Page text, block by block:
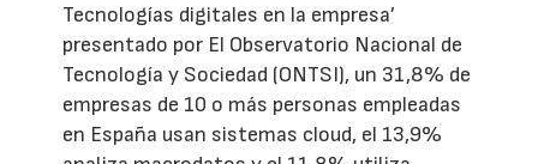
Tecnologías digitales en la empresa’
presentado por El Observatorio Nacional de
Tecnología y Sociedad (ONTSI), un 31,8% de
empresas de 10 o más personas empleadas
en España usan sistemas cloud, el 13,9%